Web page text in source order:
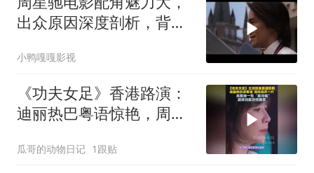
出众原因深度剖析，背后
小鸭嘎嘎影视
《功夫女足》香港路演：
迪丽热巴粤语惊艳，周星
瓜哥的动物日记 1跟贴